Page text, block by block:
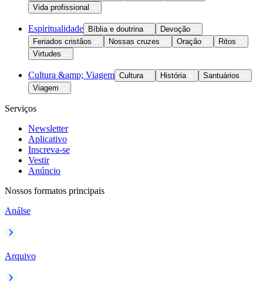
Vida profissional
Espiritualidade Bíblia e doutrina
Devoção
Feriados cristãos
Nossas cruzes Oração
Ritos
Virtudes
Cultura &amp; Viagem Cultura História
Santuários
Viagem
Serviços
Newsletter
Aplicativo
Inscreva-se
Vestir
Anúncio
Nossos formatos principais
Análse
Arquivo